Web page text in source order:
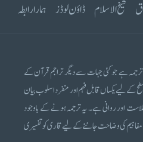
شیخ الاسلام ڈاؤن لوڈز ہمارا رابطہ
ہے جو کئی جہات سے دیگر تراجم قرآن کے
کے لیے یکساں قابل فہم اور منفرد اسلوب بیان
اور روانی ہے۔ یہ ترجمہ ہونے کے باوجود
کی وضاحت جاننے کے لیے قاری کو تفسیری